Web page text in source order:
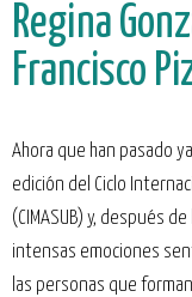
Regina
Francisco
Ahora que han pasado
edición del Ciclo
(CIMASUB) y, después
intensas emociones
las personas que